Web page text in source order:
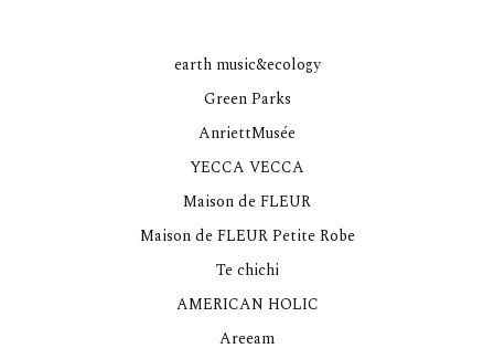
earth music&ecology
Green Parks
AnriettMusée
YECCA VECCA
Maison de FLEUR
Maison de FLEUR Petite Robe
Te chichi
AMERICAN HOLIC
Areeam